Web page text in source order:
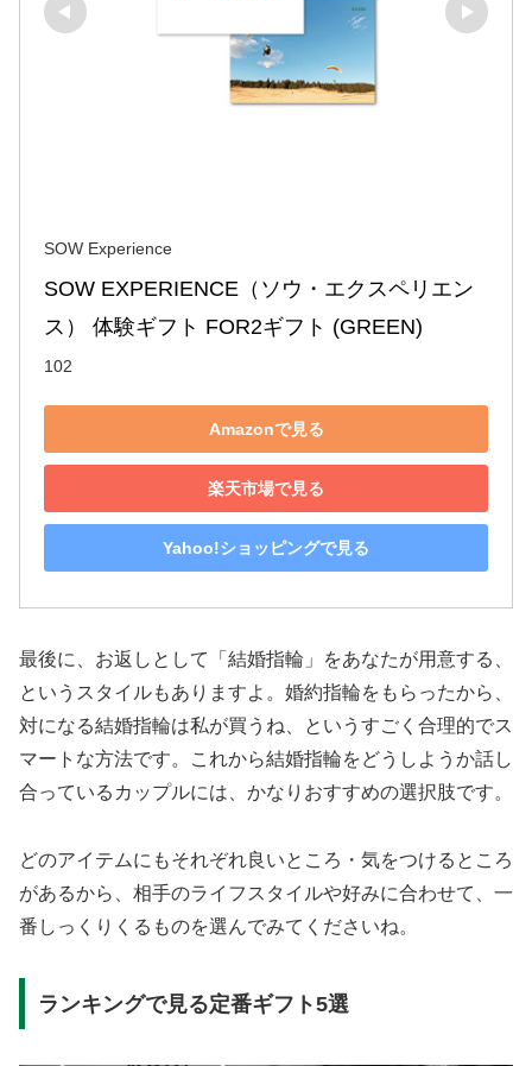
SOW Experience
SOW EXPERIENCE（ソウ・エクスペリエン
ス） 体験ギフト FOR2ギフト (GREEN)
102
Amazonで見る
楽天市場で見る
Yahoo!ショッピングで見る
最後に、お返しとして「結婚指輪」をあなたが用意する、
というスタイルもありますよ。婚約指輪をもらったから、
対になる結婚指輪は私が買うね、というすごく合理的でス
マートな方法です。これから結婚指輪をどうしようか話し
合っているカップルには、かなりおすすめの選択肢です。
どのアイテムにもそれぞれ良いところ・気をつけるところ
があるから、相手のライフスタイルや好みに合わせて、一
番しっくりくるものを選んでみてくださいね。
ランキングで見る定番ギフト5選